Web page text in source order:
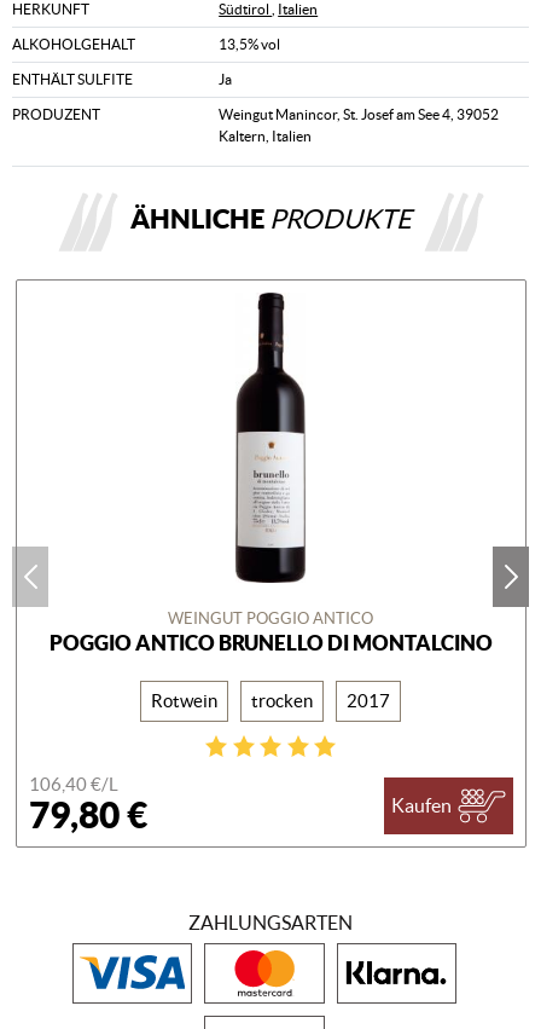
HERKUNFT Südtirol Italien
ALKOHOLGEHALT 13,5% vol
ENTHÄLT SULFITE Ja
PRODUZENT
Weingut Manincor, St. Josef am See 4, 39052
Kaltern, Italien
ÄHNLICHE PRODUKTE
WEINGUT POGGIO ANTICO
POGGIO ANTICO BRUNELLO DI MONTALCINO
Rotwein trocken 2017
106,40 €/L
79,80 € Kaufen
ZAHLUNGSARTEN